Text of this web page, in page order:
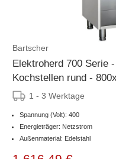
Bartscher
Elektroherd 700 Serie
Kochstellen rund -
1 - 3 Werktage
Spannung (Volt): 400
Energieträger: Netzstrom
Außenmaterial: Edelstahl